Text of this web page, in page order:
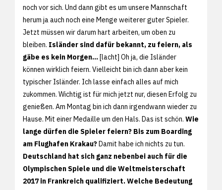
noch vor sich. Und dann gibt es um unsere Mannschaft
herum ja auch noch eine Menge weiterer guter Spieler.
Jetzt müssen wir darum hart arbeiten, um oben zu
bleiben. Isländer sind dafür bekannt, zu feiern, als
gäbe es kein Morgen...[lacht] Oh ja, die Isländer
können wirklich feiern. Vielleicht bin ich dann aber kein
typischer Isländer. Ich lasse einfach alles auf mich
zukommen. Wichtig ist für mich jetzt nur, diesen Erfolg zu
genießen. Am Montag bin ich dann irgendwann wieder zu
Hause. Mit einer Medaille um den Hals. Das ist schön. Wie
lange dürfen die Spieler feiern? Bis zum Boarding
am Flughafen Krakau?Damit habe ich nichts zu tun.
Deutschland hat sich ganz nebenbei auch für die
Olympischen Spiele und die Weltmeisterschaft
2017 in Frankreich qualifiziert. Welche Bedeutung